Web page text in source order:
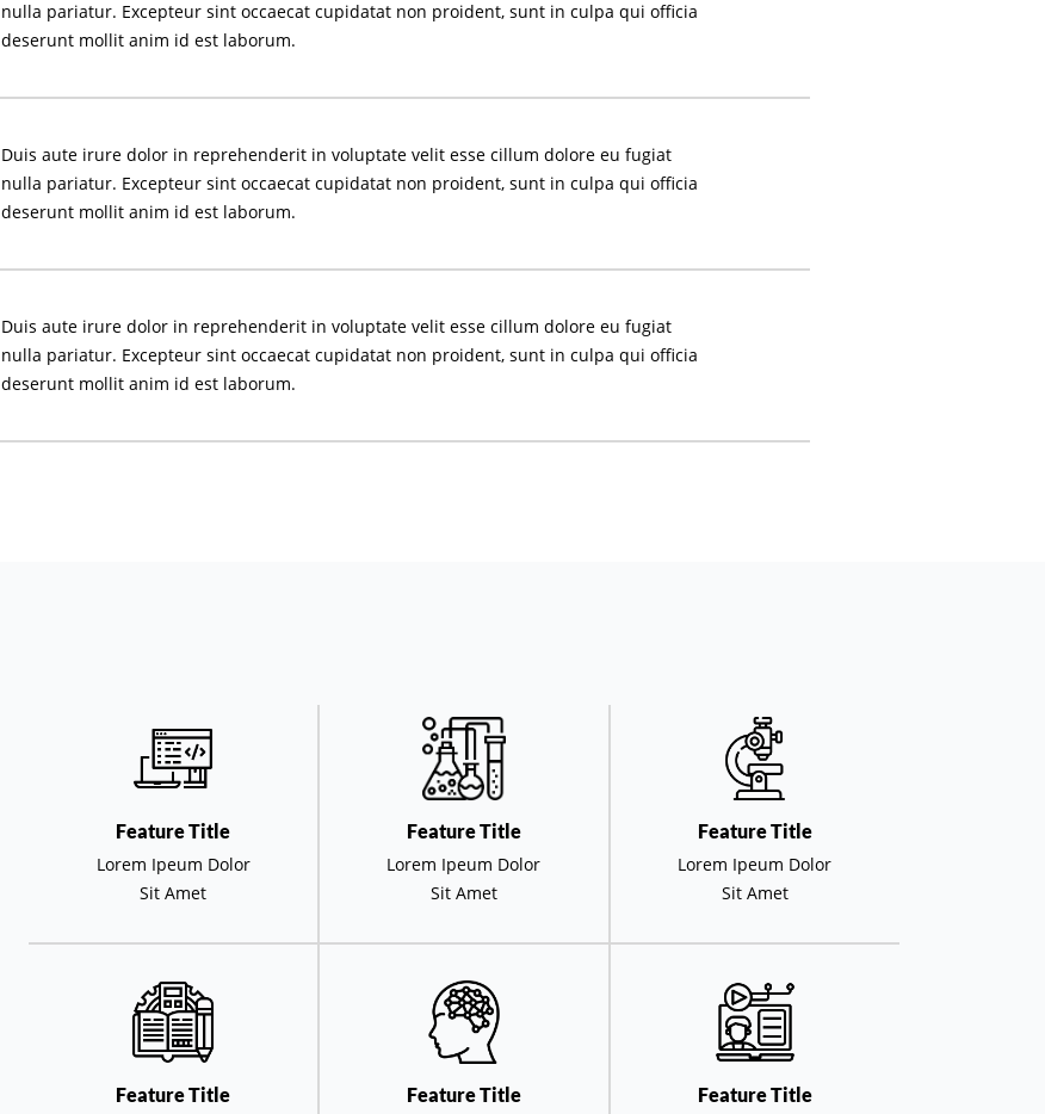
nulla pariatur. Excepteur sint occaecat cupidatat non proident, sunt in culpa qui officia
deserunt mollit anim id est laborum.
Duis aute irure dolor in reprehenderit in voluptate velit esse cillum dolore eu fugiat
nulla pariatur. Excepteur sint occaecat cupidatat non proident, sunt in culpa qui officia
deserunt mollit anim id est laborum.
Duis aute irure dolor in reprehenderit in voluptate velit esse cillum dolore eu fugiat
nulla pariatur. Excepteur sint occaecat cupidatat non proident, sunt in culpa qui officia
deserunt mollit anim id est laborum.
Feature Title
Lorem Ipeum Dolor
Sit Amet
Feature Title
Lorem Ipeum Dolor
Sit Amet
Feature Title
Lorem Ipeum Dolor
Sit Amet
Feature Title
Feature Title
Feature Title